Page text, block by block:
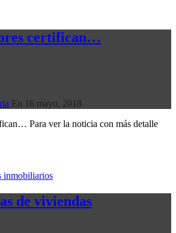
certifican…
En 16 mayo, 2018
Para ver la noticia con más detalle
de viviendas